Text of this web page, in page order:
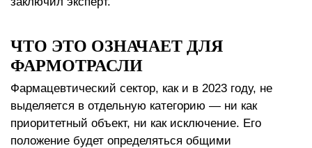
ЧТО ЭТО ОЗНАЧАЕТ ДЛЯ
ФАРМОТРАСЛИ
Фармацевтический сектор, как и в 2023 году, не
выделяется в отдельную категорию — ни как
приоритетный объект, ни как исключение. Его
положение будет определяться общими